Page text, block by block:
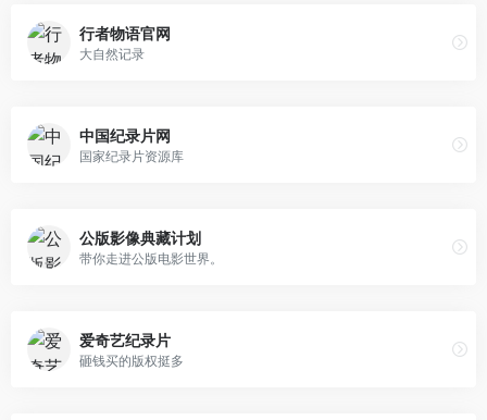
行者物语官网
大自然记录
中国纪录片网
国家纪录片资源库
公版影像典藏计划
带你走进公版电影世界。
爱奇艺纪录片
砸钱买的版权挺多